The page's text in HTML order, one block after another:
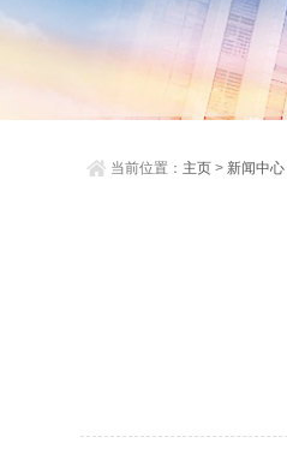
当前位置： 主页 > 新闻中心